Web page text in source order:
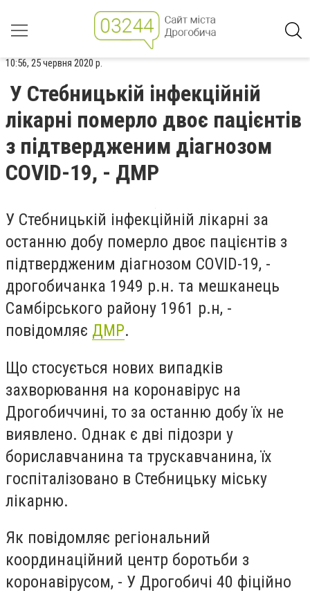
10:56, 25 червня 2020 р.
У Стебницькій інфекційній
лікарні померло двоє пацієнтів
з підтвердженим діагнозом
COVID-19, - ДМР
У Стебницькій інфекційній лікарні за
останню добу померло двоє пацієнтів з
підтвердженим діагнозом COVID-19, -
дрогобичанка 1949 р.н. та мешканець
Самбірського району 1961 р.н, -
повідомляє ДМР.
Що стосується нових випадків
захворювання на коронавірус на
Дрогобиччині, то за останню добу їх не
виявлено. Однак є дві підозри у
бориславчанина та трускавчанина, їх
госпіталізовано в Стебницьку міську
лікарню.
Як повідомляє регіональний
координаційний центр боротьби з
коронавірусом, - У Дрогобичі 40 фіційно